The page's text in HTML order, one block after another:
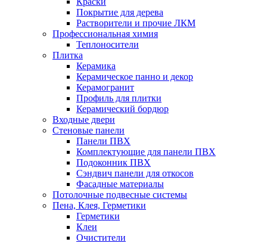
Покрытие для дерева
Растворители и прочие ЛКМ
Профессиональная химия
Теплоносители
Плитка
Керамика
Керамическое панно и декор
Керамогранит
Профиль для плитки
Керамический бордюр
Входные двери
Стеновые панели
Панели ПВХ
Комплектующие для панели ПВХ
Подоконник ПВХ
Сэндвич панели для откосов
Фасадные материалы
Потолочные подвесные системы
Пена, Клея, Герметики
Герметики
Клеи
Очистители